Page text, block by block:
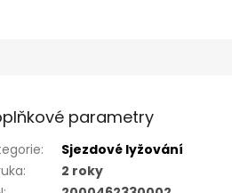
parametry
:
Sjezdové lyžování
:
2 roky